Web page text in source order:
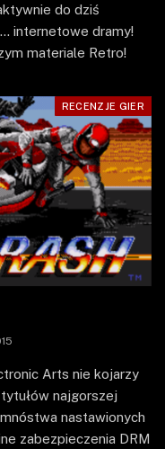
do dziś
internetowe dramy!
materiale Retro!
RECENZJE GIER
Arts nie kojarzy
najgorszej
nastawionych
zabezpieczenia DRM